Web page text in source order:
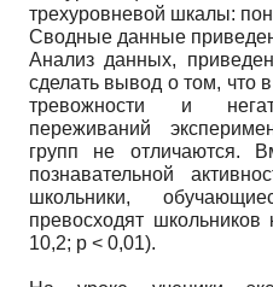
трехуровневой шкалы:
Сводные данные
Анализ данных,
сделать вывод о том, что
тревожности и
переживаний
групп не отличаются.
познавательной
школьники,
превосходят
10,2; p < 0,01).